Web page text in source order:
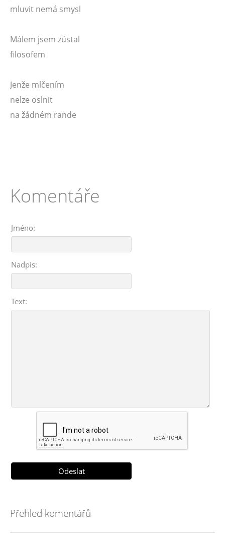
mluvit nemá smysl
Málem jsem zůstal
filosofem
Jenže mlčením
nelze oslnit
na žádném rande
Komentáře
Jméno:
Nadpis:
Text:
Přehled komentářů